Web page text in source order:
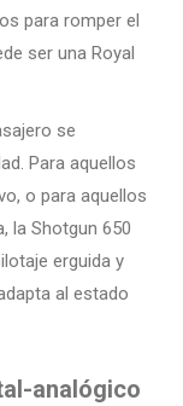
para romper el
ser una Royal
se
Para aquellos
o para aquellos
la Shotgun 650
erguida y
al estado
analógico